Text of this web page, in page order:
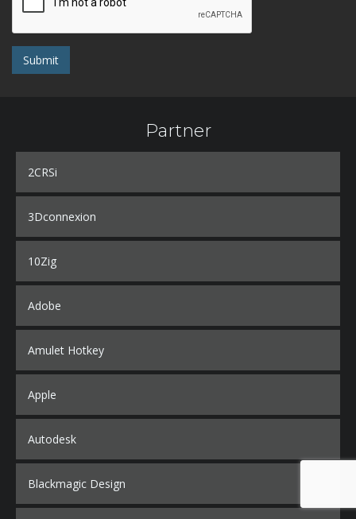
Submit
Partner
2CRSi
3Dconnexion
10Zig
Adobe
Amulet Hotkey
Apple
Autodesk
Blackmagic Design